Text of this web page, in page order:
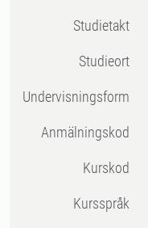
Studietakt
Studieort
Undervisningsform
Anmälningskod
Kurskod
Kursspråk